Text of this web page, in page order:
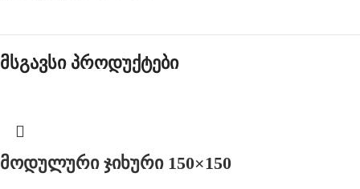
მსგავსი პროდუქტები
მოდულური ჯიხური 150×150